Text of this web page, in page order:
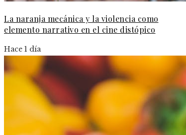
La naranja mecánica y la violencia como
elemento narrativo en el cine distópico
Hace 1 día